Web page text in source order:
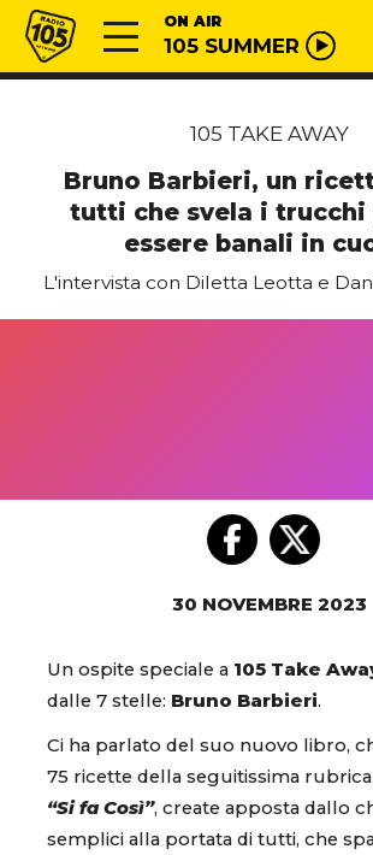
Vai al contenuto
Radio 105 ON AIR
105 SUMMER
105 TAKE AWAY
Bruno Barbieri, un
tutti che svela i trucchi
essere banali in
L'intervista con Diletta Leotta e
30 NOVEMBRE 2023
Un ospite speciale a 105 Take
dalle 7 stelle: Bruno Barbieri.
Ci ha parlato del suo nuovo libro,
75 ricette della seguitissima
“Si fa Così”, create apposta dallo
semplici alla portata di tutti, che